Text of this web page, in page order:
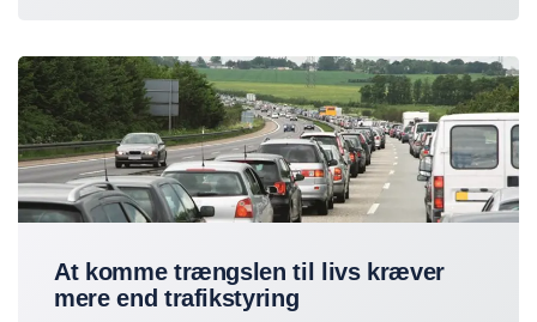
At komme trængslen til livs kræver
mere end trafikstyring